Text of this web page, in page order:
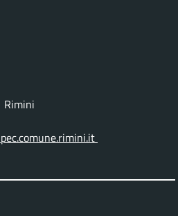
Rimini